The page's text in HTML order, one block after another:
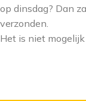
op dinsdag? Dan
verzonden.
Het is niet